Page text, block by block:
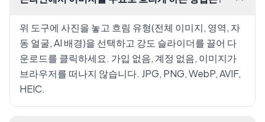
위 도구에 사진을 놓고 흐림 유형(전체 이미지, 영역, 자
동 얼굴, AI 배경)을 선택하고 강도 슬라이더를 끌어 다
운로드를 클릭하세요. 가입 없음, 계정 없음, 이미지가
브라우저를 떠나지 않습니다. JPG, PNG, WebP, AVIF,
HEIC.